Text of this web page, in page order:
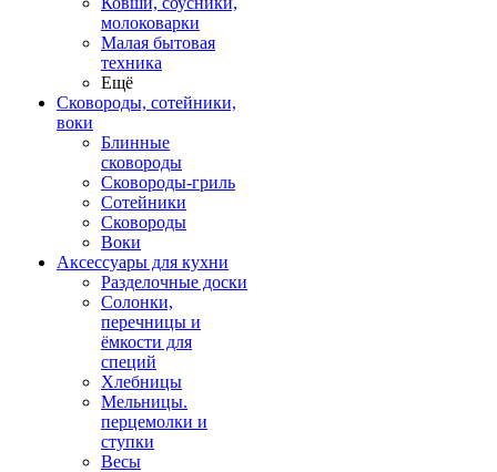
молоковарки
Малая бытовая
техника
Ещё
Сковороды, сотейники,
воки
Блинные
сковороды
Сковороды-гриль
Сотейники
Сковороды
Воки
Аксессуары для кухни
Разделочные доски
Солонки,
перечницы и
ёмкости для
специй
Хлебницы
Мельницы.
перцемолки и
ступки
Весы